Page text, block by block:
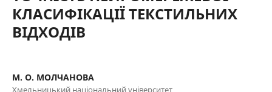
КЛАСИФІКАЦІЇ ТЕКСТИЛЬНИХ
ВІДХОДІВ
М. О. МОЛЧАНОВА
Хмельницький національний університет